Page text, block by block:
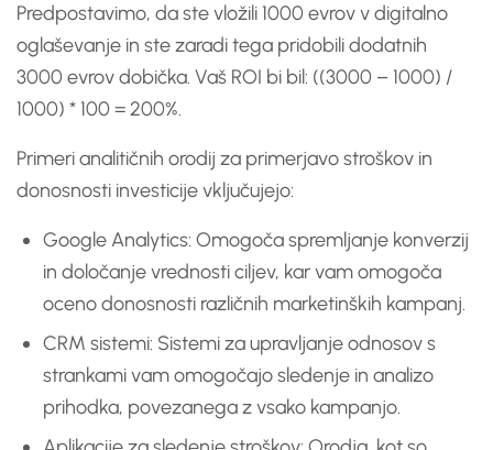
Predpostavimo, da ste vložili 1000 evrov v digitalno
oglaševanje in ste zaradi tega pridobili dodatnih
3000 evrov dobička. Vaš ROI bi bil: ((3000 – 1000) /
1000) * 100 = 200%.
Primeri analitičnih orodij za primerjavo stroškov in
donosnosti investicije vključujejo:
Google Analytics: Omogoča spremljanje konverzij
in določanje vrednosti ciljev, kar vam omogoča
oceno donosnosti različnih marketinških kampanj.
CRM sistemi: Sistemi za upravljanje odnosov s
strankami vam omogočajo sledenje in analizo
prihodka, povezanega z vsako kampanjo.